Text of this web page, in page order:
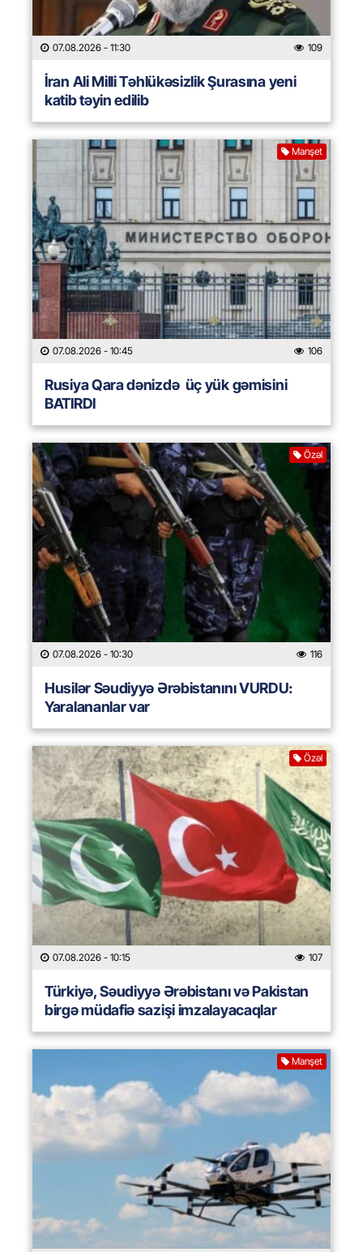
07.08.2026 - 11:30 109
İran Ali Milli Təhlükəsizlik Şurasına yeni
katib təyin edilib
Manşet
07.08.2026 - 10:45 106
Rusiya Qara dənizdə üç yük gəmisini
BATIRDI
Özəl
07.08.2026 - 10:30 116
Husilər Səudiyyə Ərəbistanını VURDU:
Yaralananlar var
Özəl
07.08.2026 - 10:15 107
Türkiyə, Səudiyyə Ərəbistanı və Pakistan
birgə müdafiə sazişi imzalayacaqlar
Manşet